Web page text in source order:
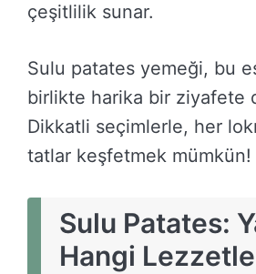
çeşitlilik sunar.
Sulu patates yemeği, bu
birlikte harika bir ziyafete
Dikkatli seçimlerle, her
tatlar keşfetmek mümkün!
Sulu Patates:
Hangi